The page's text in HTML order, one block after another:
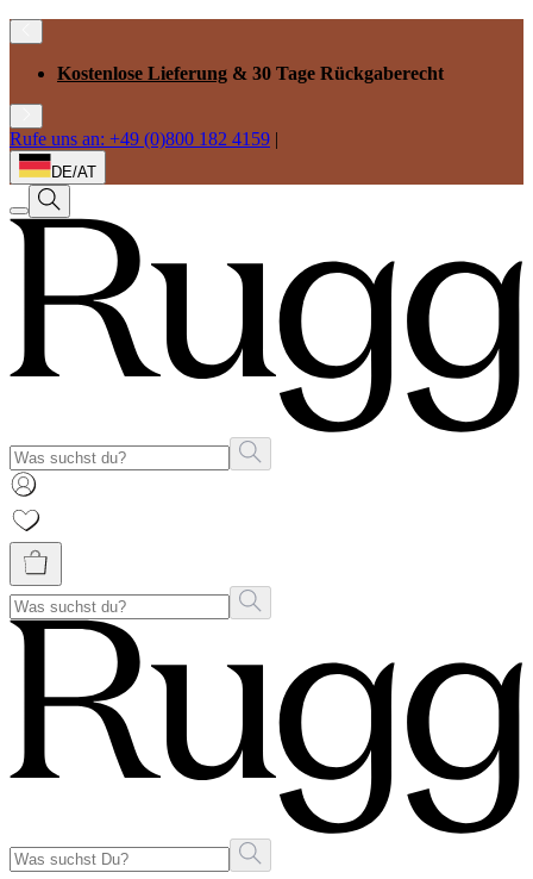
Kostenlose Lieferung & 30 Tage Rückgaberecht
Rufe uns an: +49 (0)800 182 4159 |
DE/AT